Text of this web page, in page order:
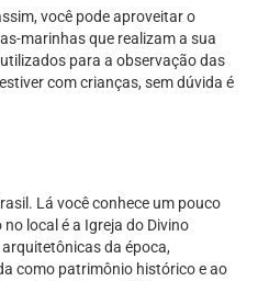
você pode aproveitar o
marinhas que realizam a sua
para a observação das
com crianças, sem dúvida é
Lá você conhece um pouco
local é a Igreja do Divino
da época,
como patrimônio histórico e ao